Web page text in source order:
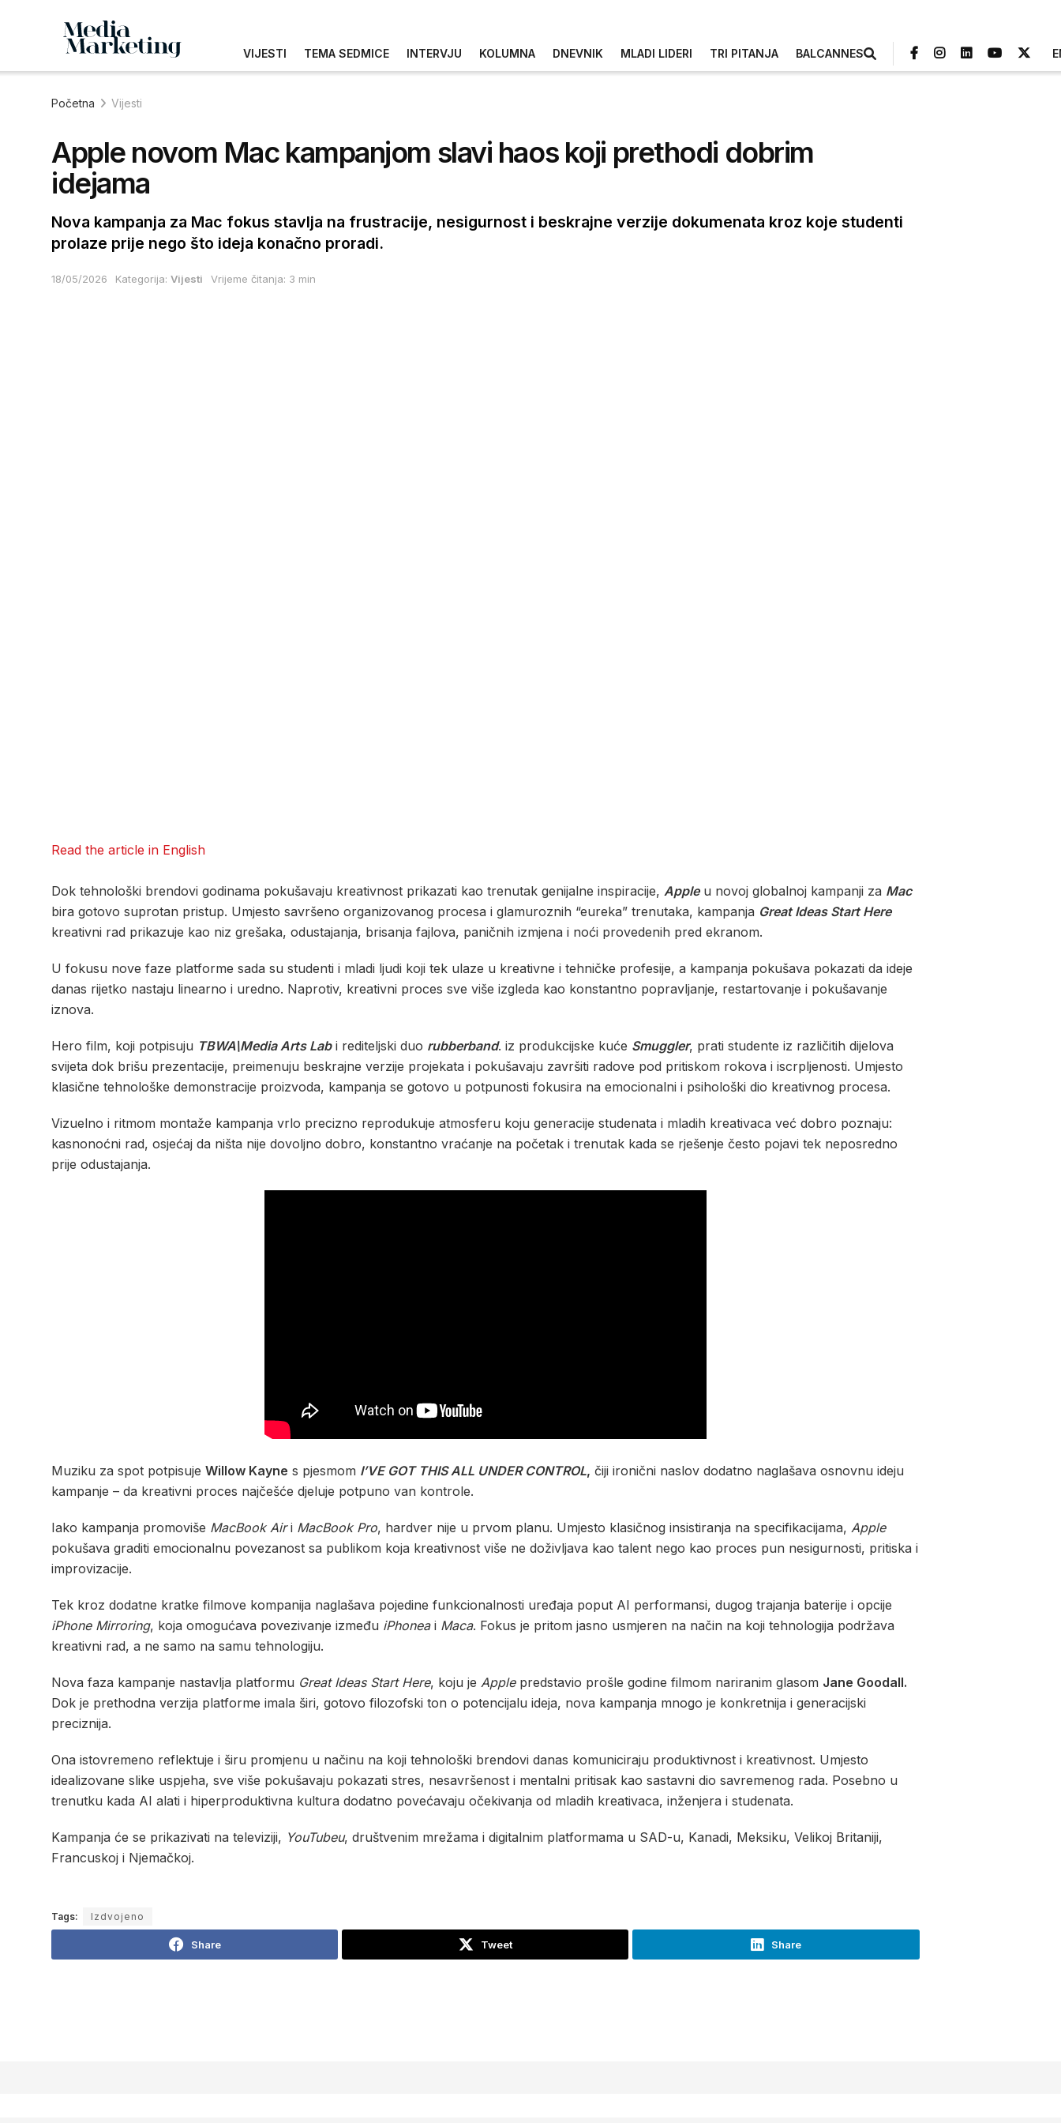
VIJESTI TEMA SEDMICE INTERVJU KOLUMNA DNEVNIK MLADI LIDERI TRI PITANJA BALCANNES
Početna Vijesti
Apple novom Mac kampanjom slavi haos koji prethodi dobrim
idejama
Nova kampanja za Mac fokus stavlja na frustracije, nesigurnost i beskrajne verzije dokumenata kroz koje studenti
prolaze prije nego što ideja konačno proradi.
18/05/2026 Kategorija: Vijesti Vrijeme čitanja: 3 min
Read the article in English
Dok tehnološki brendovi godinama pokušavaju kreativnost prikazati kao trenutak genijalne inspiracije, Apple u novoj globalnoj kampanji za Mac
bira gotovo suprotan pristup. Umjesto savršeno organizovanog procesa i glamuroznih “eureka” trenutaka, kampanja Great Ideas Start Here
kreativni rad prikazuje kao niz grešaka, odustajanja, brisanja fajlova, paničnih izmjena i noći provedenih pred ekranom.
U fokusu nove faze platforme sada su studenti i mladi ljudi koji tek ulaze u kreativne i tehničke profesije, a kampanja pokušava pokazati da ideje
danas rijetko nastaju linearno i uredno. Naprotiv, kreativni proces sve više izgleda kao konstantno popravljanje, restartovanje i pokušavanje
iznova.
Hero film, koji potpisuju TBWA\Media Arts Labi rediteljski duo rubberband. iz produkcijske kuće Smuggler, prati studente iz različitih dijelova
svijeta dok brišu prezentacije, preimenuju beskrajne verzije projekata i pokušavaju završiti radove pod pritiskom rokova i iscrpljenosti. Umjesto
klasične tehnološke demonstracije proizvoda, kampanja se gotovo u potpunosti fokusira na emocionalni i psihološki dio kreativnog procesa.
Vizuelno i ritmom montaže kampanja vrlo precizno reprodukuje atmosferu koju generacije studenata i mladih kreativaca već dobro poznaju:
kasnonoćni rad, osjećaj da ništa nije dovoljno dobro, konstantno vraćanje na početak i trenutak kada se rješenje često pojavi tek neposredno
prije odustajanja.
Muziku za spot potpisuje Willow Kayne s pjesmom I’VE GOT THIS ALL UNDER CONTROL, čiji ironični naslov dodatno naglašava osnovnu ideju
kampanje – da kreativni proces najčešće djeluje potpuno van kontrole.
Iako kampanja promoviše MacBook Airi MacBook Pro, hardver nije u prvom planu. Umjesto klasičnog insistiranja na specifikacijama, Apple
pokušava graditi emocionalnu povezanost sa publikom koja kreativnost više ne doživljava kao talent nego kao proces pun nesigurnosti, pritiska i
improvizacije.
Tek kroz dodatne kratke filmove kompanija naglašava pojedine funkcionalnosti uređaja poput AI performansi, dugog trajanja baterije i opcije
iPhone Mirroring, koja omogućava povezivanje između iPhoneai Maca. Fokus je pritom jasno usmjeren na način na koji tehnologija podržava
kreativni rad, a ne samo na samu tehnologiju.
Nova faza kampanje nastavlja platformu Great Ideas Start Here, koju je Applepredstavio prošle godine filmom nariranim glasom Jane Goodall.
Dok je prethodna verzija platforme imala širi, gotovo filozofski ton o potencijalu ideja, nova kampanja mnogo je konkretnija i generacijski
preciznija.
Ona istovremeno reflektuje i širu promjenu u načinu na koji tehnološki brendovi danas komuniciraju produktivnost i kreativnost. Umjesto
idealizovane slike uspjeha, sve više pokušavaju pokazati stres, nesavršenost i mentalni pritisak kao sastavni dio savremenog rada. Posebno u
trenutku kada AI alati i hiperproduktivna kultura dodatno povećavaju očekivanja od mladih kreativaca, inženjera i studenata.
Kampanja će se prikazivati na televiziji, YouTubeu, društvenim mrežama i digitalnim platformama u SAD-u, Kanadi, Meksiku, Velikoj Britaniji,
Francuskoj i Njemačkoj.
Tags: Izdvojeno
Share Tweet Share